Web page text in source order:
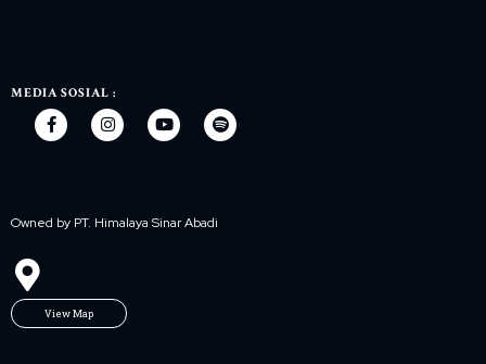
MEDIA SOSIAL :
Owned by PT. Himalaya Sinar Abadi
View Map